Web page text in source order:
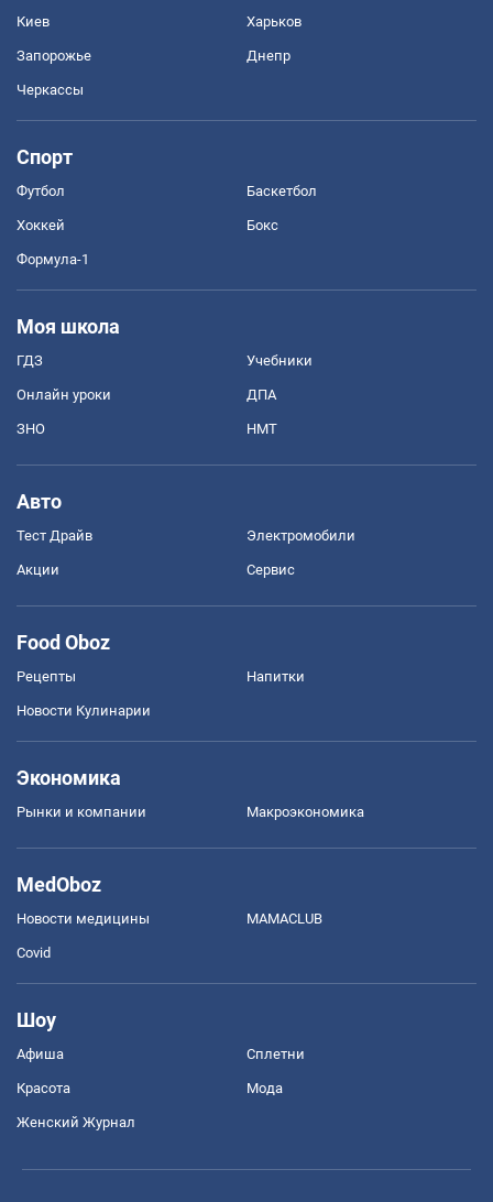
Киев Харьков
Запорожье Днепр
Черкассы
Спорт
Футбол Баскетбол
Хоккей Бокс
Формула-1
Моя школа
ГДЗ Учебники
Онлайн уроки ДПА
ЗНО НМТ
Авто
Тест Драйв Электромобили
Акции Сервис
Food Oboz
Рецепты Напитки
Новости Кулинарии
Экономика
Рынки и компании Mакроэкономика
MedOboz
Новости медицины MAMACLUB
Covid
Шоу
Афиша Сплетни
Красота Мода
Женский Журнал